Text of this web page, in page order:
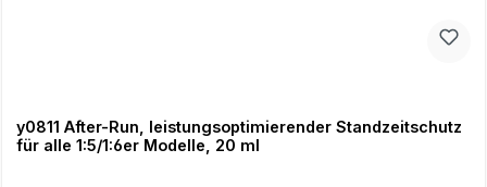
y0811 After-Run, leistungsoptimierender Standzeitschutz
für alle 1:5/1:6er Modelle, 20 ml